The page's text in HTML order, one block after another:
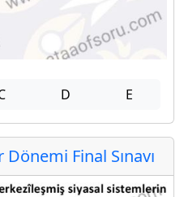
D E
Final Sınavı